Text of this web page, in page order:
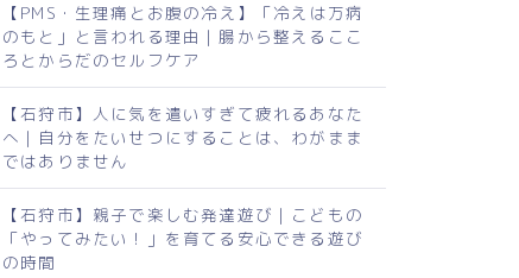
【PMS・生理痛とお腹の冷え】「冷えは万病
のもと」と言われる理由｜腸から整えるここ
ろとからだのセルフケア
【石狩市】人に気を遣いすぎて疲れるあなた
へ｜自分をたいせつにすることは、わがまま
ではありません
【石狩市】親子で楽しむ発達遊び｜こどもの
「やってみたい！」を育てる安心できる遊び
の時間